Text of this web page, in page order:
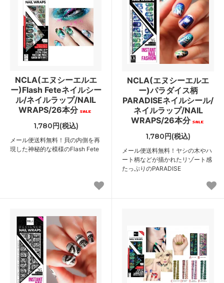
NCLA(エヌシーエルエ
ー)Flash Feteネイルシー
ル/ネイルラップ/NAIL
WRAPS/26本分
1,780円(税込)
メール便送料無料！貝の内側を再
現した神秘的な模様のFlash Fete
NCLA(エヌシーエルエ
ー)パラダイス柄
PARADISEネイルシール/
ネイルラップ/NAIL
WRAPS/26本分
1,780円(税込)
メール便送料無料！ヤシの木やハ
ート柄などが描かれたリゾート感
たっぷりのPARADISE